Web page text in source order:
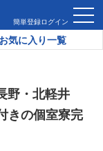
簡単登録ログイン
お気に入り一覧
です。【長野・北
野・北軽井
きの個室寮完